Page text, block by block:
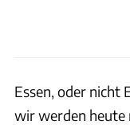
Essen, oder nicht
wir werden heute